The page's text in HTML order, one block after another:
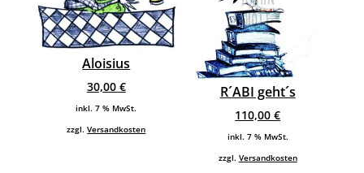
Aloisius
30,00 €
inkl. 7 % MwSt.
zzgl.Versandkosten
R´ABI geht´s
110,00€
inkl. 7 % MwSt.
zzgl. Versandkosten